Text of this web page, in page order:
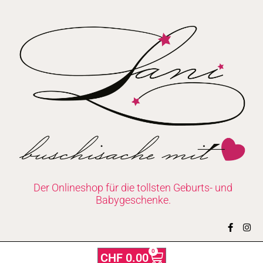
Der Onlineshop für die tollsten Geburts- und
Babygeschenke.
F
a
c
I
n
s
CHF0.00 0
Warenkorb